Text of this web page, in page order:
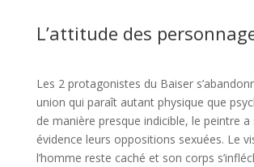
L’attitude des
Les 2 protagonistes du Baiser
union qui paraît autant physique que
de manière presque indicible, le peintre
évidence leurs oppositions sexuées. Le
l’homme reste caché et son corps